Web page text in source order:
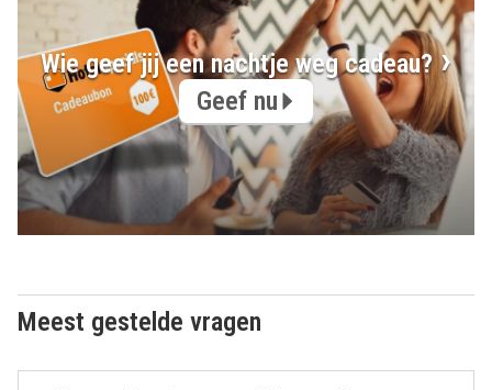
Wie geef jij een nachtje weg cadeau?
Geef nu
Meest gestelde vragen